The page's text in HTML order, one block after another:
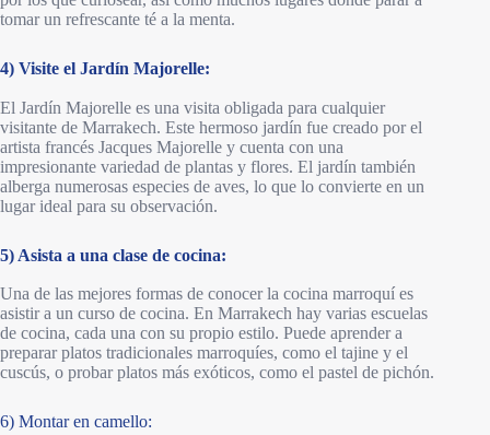
tomar un refrescante té a la menta.
4) Visite el Jardín Majorelle:
El Jardín Majorelle es una visita obligada para cualquier
visitante de Marrakech. Este hermoso jardín fue creado por el
artista francés Jacques Majorelle y cuenta con una
impresionante variedad de plantas y flores. El jardín también
alberga numerosas especies de aves, lo que lo convierte en un
lugar ideal para su observación.
5) Asista a una clase de cocina:
Una de las mejores formas de conocer la cocina marroquí es
asistir a un curso de cocina. En Marrakech hay varias escuelas
de cocina, cada una con su propio estilo. Puede aprender a
preparar platos tradicionales marroquíes, como el tajine y el
cuscús, o probar platos más exóticos, como el pastel de pichón.
6) Montar en camello: